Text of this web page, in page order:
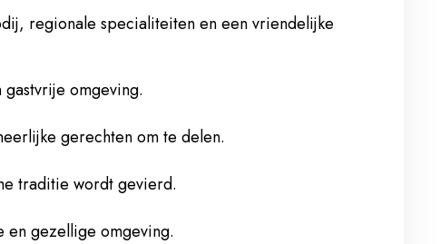
regionale specialiteiten en een vriendelijke
omgeving.
gerechten om te delen.
traditie wordt gevierd.
en gezellige omgeving.